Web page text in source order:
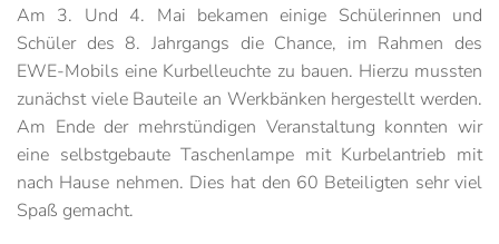
Am 3. Und 4. Mai bekamen einige Schülerinnen und
Schüler des 8. Jahrgangs die Chance, im Rahmen des
EWE-Mobils eine Kurbelleuchte zu bauen. Hierzu mussten
zunächst viele Bauteile an Werkbänken hergestellt werden.
Am Ende der mehrstündigen Veranstaltung konnten wir
eine selbstgebaute Taschenlampe mit Kurbelantrieb mit
nach Hause nehmen. Dies hat den 60 Beteiligten sehr viel
Spaß gemacht.